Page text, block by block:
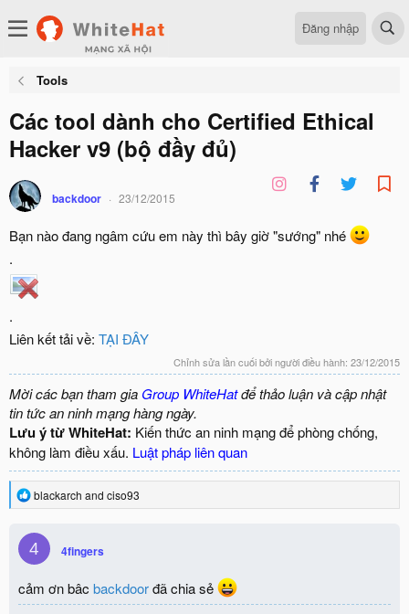
Đăng nhập
Tools
Các tool dành cho Certified Ethical
Hacker v9 (bộ đầy đủ)
backdoor 23/12/2015
Bạn nào đang ngâm cứu em này thì bây giờ "sướng" nhé
.
.
Liên kết tải về: TẠI ĐÂY
Chỉnh sửa lần cuối bởi người điều hành: 23/12/2015
Mời các bạn tham gia Group WhiteHatđể thảo luận và cập nhật
tin tức an ninh mạng hàng ngày.
Lưu ý từ WhiteHat: Kiến thức an ninh mạng để phòng chống,
không làm điều xấu. Luật pháp liên quan
R
e
c
t
i
n
s
blackarch and ciso93
4 4fingers
cảm ơn bâc backdoorđã chia sẻ